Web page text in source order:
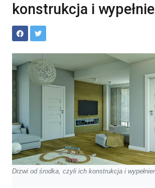
konstrukcja i
Drzwi od środka, czyli ich konstrukcja i